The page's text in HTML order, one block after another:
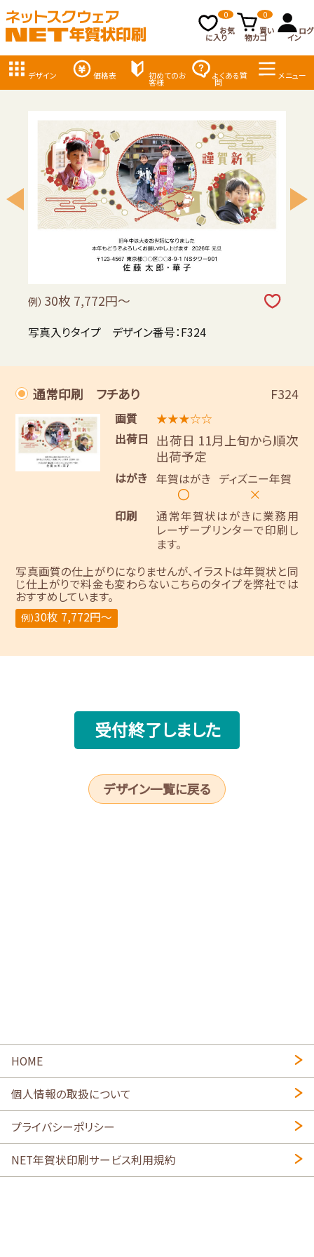
お気
に入り
0
買い
物カゴ
0
ログ
イン
デザイン 価格表 初めてのお
客様
よくある質
問
メニュー
例） 30枚 7,772円～
写真入りタイプ デザイン番号：F324
通常印刷 フチあり F324
画質
★★★☆☆
出荷日
出荷日 11月上旬から順次
出荷予定
はがき 年賀はがき
〇
ディズニー年賀
×
印刷
通常年賀状はがきに業務用
レーザープリンターで印刷し
ます。
写真画質の仕上がりになりませんが、イラストは年賀状と同
じ仕上がりで料金も変わらないこちらのタイプを弊社では
おすすめしています。
例）30枚 7,772円～
受付終了しました
デザイン一覧に戻る
HOME
個人情報の取扱について
プライバシーポリシー
NET年賀状印刷サービス利用規約